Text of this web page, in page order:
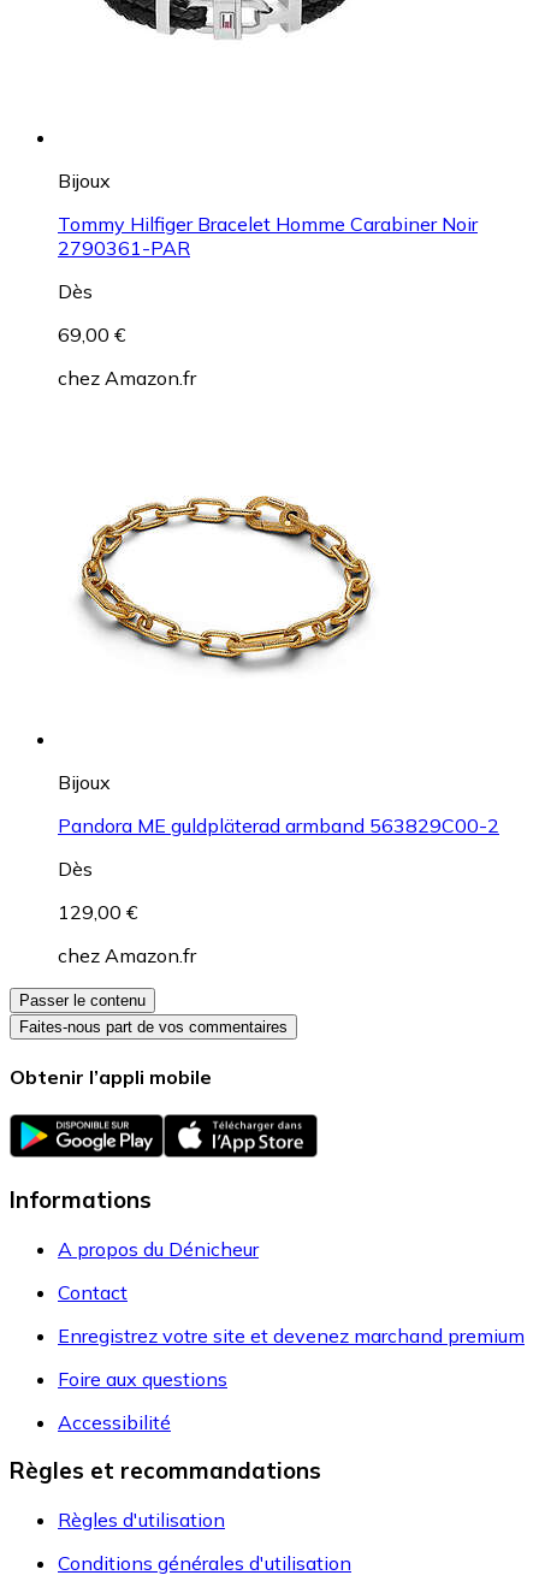
Bijoux
Tommy Hilfiger Bracelet Homme Carabiner Noir
2790361-PAR
Dès
69,00 €
chez Amazon.fr
Bijoux
Pandora ME guldpläterad armband 563829C00-2
Dès
129,00 €
chez Amazon.fr
Passer le contenu
Faites-nous part de vos commentaires
Obtenir l’appli mobile
Informations
A propos du Dénicheur
Contact
Enregistrez votre site et devenez marchand premium
Foire aux questions
Accessibilité
Règles et recommandations
Règles d'utilisation
Conditions générales d'utilisation